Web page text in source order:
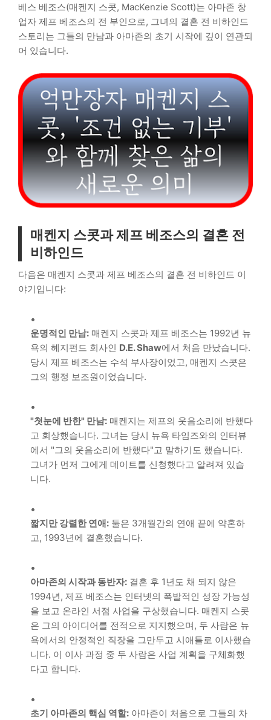
베스 베조스(매켄지 스콧, MacKenzie Scott)는 아마존 창
업자 제프 베조스의 전 부인으로, 그녀의 결혼 전 비하인드
스토리는 그들의 만남과 아마존의 초기 시작에 깊이 연관되
어 있습니다.
매켄지 스콧과 제프 베조스의 결혼 전
비하인드
다음은 매켄지 스콧과 제프 베조스의 결혼 전 비하인드 이
야기입니다:
운명적인 만남: 매켄지 스콧과 제프 베조스는 1992년 뉴
욕의 헤지펀드 회사인 D.E. Shaw에서 처음 만났습니다.
당시 제프 베조스는 수석 부사장이었고, 매켄지 스콧은
그의 행정 보조원이었습니다.
"첫눈에 반한" 만남: 매켄지는 제프의 웃음소리에 반했다
고 회상했습니다. 그녀는 당시 뉴욕 타임즈와의 인터뷰
에서 "그의 웃음소리에 반했다"고 말하기도 했습니다.
그녀가 먼저 그에게 데이트를 신청했다고 알려져 있습
니다.
짧지만 강렬한 연애: 둘은 3개월간의 연애 끝에 약혼하
고, 1993년에 결혼했습니다.
아마존의 시작과 동반자: 결혼 후 1년도 채 되지 않은
1994년, 제프 베조스는 인터넷의 폭발적인 성장 가능성
을 보고 온라인 서점 사업을 구상했습니다. 매켄지 스콧
은 그의 아이디어를 전적으로 지지했으며, 두 사람은 뉴
욕에서의 안정적인 직장을 그만두고 시애틀로 이사했습
니다. 이 이사 과정 중 두 사람은 사업 계획을 구체화했
다고 합니다.
초기 아마존의 핵심 역할: 아마존이 처음으로 그들의 차